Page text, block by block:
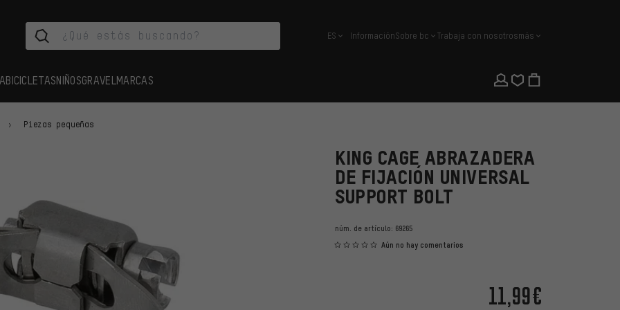
español
ES InformaciónSobre bc Trabaja con nosotrosmás
BICICLETASNIÑOSGRAVEL MARCAS
Piezas pequeñas
KING CAGE ABRAZADERA
DE FIJACIÓN UNIVERSAL
SUPPORT BOLT
núm. de artículo: 69265
Aún no hay comentarios
11,99€